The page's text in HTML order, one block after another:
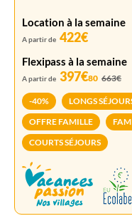
Location à la semaine
A partir de 422€
Flexipass à la semaine
A partir de 397€80 663€
-40% LONGS
OFFRE FAMILLE
COURTS SÉJOURS